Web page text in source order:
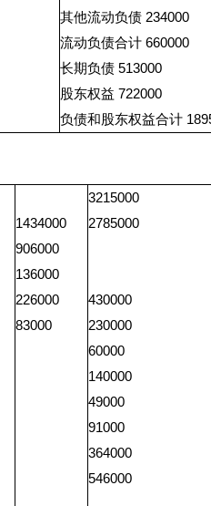
其他流动负债 234000
流动负债合计 660000
长期负债 513000
股东权益 722000
负债和股东权益合计
1434000
906000
136000
226000
83000
3215000
2785000
430000
230000
60000
140000
49000
91000
364000
546000